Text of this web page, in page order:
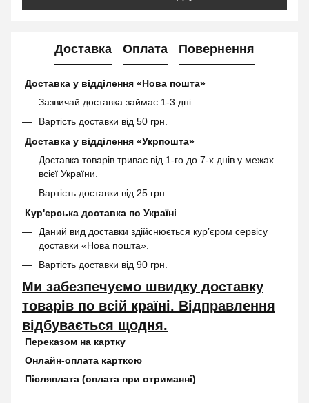
Доставка Оплата Повернення
Доставка у відділення «Нова пошта»
Зазвичай доставка займає 1-3 дні.
Вартість доставки від 50 грн.
Доставка у відділення «Укрпошта»
Доставка товарів триває від 1-го до 7-х днів у межах
всієї України.
Вартість доставки від 25 грн.
Кур'єрська доставка по Україні
Даний вид доставки здійснюється кур’єром сервісу
доставки «Нова пошта».
Вартість доставки від 90 грн.
Ми забезпечуємо швидку доставку
товарів по всій країні. Відправлення
відбувається щодня.
Переказом на картку
Онлайн-оплата карткою
Післяплата (оплата при отриманні)